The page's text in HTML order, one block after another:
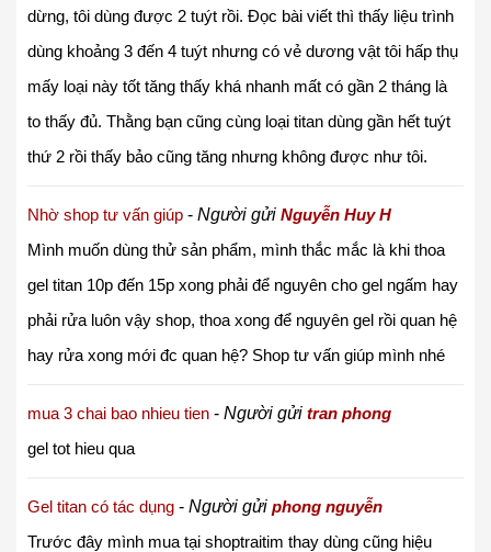
dừng, tôi dùng được 2 tuýt rồi. Đọc bài viết thì thấy liệu trình
dùng khoảng 3 đến 4 tuýt nhưng có vẻ dương vật tôi hấp thụ
mấy loại này tốt tăng thấy khá nhanh mất có gần 2 tháng là
to thấy đủ. Thằng bạn cũng cùng loại titan dùng gần hết tuýt
thứ 2 rồi thấy bảo cũng tăng nhưng không được như tôi.
Nhờ shop tư vấn giúp - Người gửi Nguyễn Huy H
Mình muốn dùng thử sản phẩm, mình thắc mắc là khi thoa
gel titan 10p đến 15p xong phải để nguyên cho gel ngấm hay
phải rửa luôn vậy shop, thoa xong để nguyên gel rồi quan hệ
hay rửa xong mới đc quan hệ? Shop tư vấn giúp mình nhé
mua 3 chai bao nhieu tien - Người gửi tran phong
gel tot hieu qua
Gel titan có tác dụng - Người gửi phong nguyễn
Trước đây mình mua tại shoptraitim thay dùng cũng hiệu